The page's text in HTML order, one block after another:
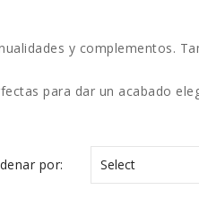
y complementos.
para dar un acabado
por: Select